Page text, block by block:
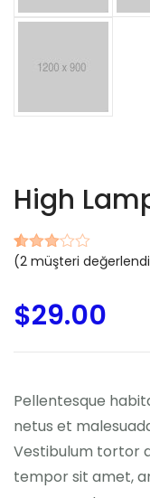
High
2
müşteri
5
üzerinden
(2 müşteri
$29.00
Pellentesque
netus et
Vestibulum tortor
tempor sit amet,